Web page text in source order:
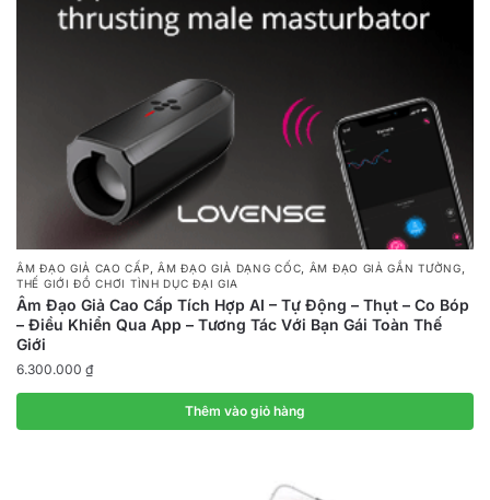
ÂM ĐẠO GIẢ CAO CẤP,ÂM ĐẠO GIẢ DẠNG CỐC, ÂM ĐẠO GIẢ GẮN TƯỜNG,
THẾ GIỚI ĐỒ CHƠI TÌNH DỤC ĐẠI GIA
Âm Đạo Giả Cao Cấp Tích Hợp AI – Tự Động – Thụt – Co Bóp
– Điều Khiển Qua App – Tương Tác Với Bạn Gái Toàn Thế
Giới
6.300.000 ₫
Thêm vào giỏ hàng